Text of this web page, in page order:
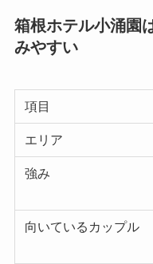
箱根ホテル小涌園
みやすい
項目
エリア
強み
向いているカップル